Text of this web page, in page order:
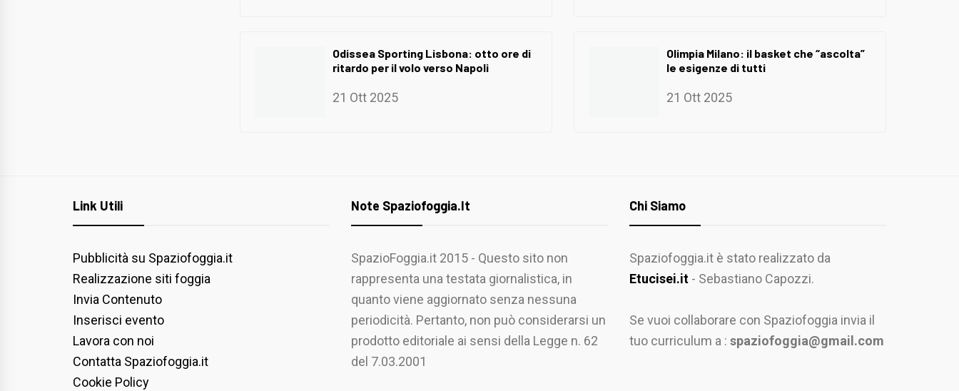
Odissea Sporting Lisbona: otto ore di
ritardo per il volo verso Napoli
21 Ott 2025
Olimpia Milano: il basket che “ascolta”
le esigenze di tutti
21 Ott 2025
Link Utili
Pubblicità su Spaziofoggia.it
Realizzazione siti foggia
Invia Contenuto
Inserisci evento
Lavora con noi
Contatta Spaziofoggia.it
Cookie Policy
Note Spaziofoggia.it
SpazioFoggia.it 2015 - Questo sito non
rappresenta una testata giornalistica, in
quanto viene aggiornato senza nessuna
periodicità. Pertanto, non può considerarsi un
prodotto editoriale ai sensi della Legge n. 62
del 7.03.2001
Chi Siamo
Spaziofoggia.it è stato realizzato da
Etucisei.it - Sebastiano Capozzi.
Se vuoi collaborare con Spaziofoggia invia il
tuo curriculum a : spaziofoggia@gmail.com